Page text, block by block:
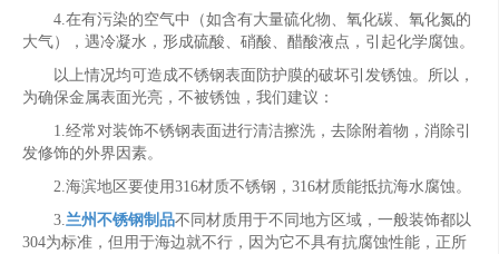
4.在有污染的空气中（如含有大量硫化物、氧化碳、氧化氮的
大气），遇冷凝水，形成硫酸、硝酸、醋酸液点，引起化学腐蚀。
以上情况均可造成不锈钢表面防护膜的破坏引发锈蚀。所以，
为确保金属表面光亮，不被锈蚀，我们建议：
1.经常对装饰不锈钢表面进行清洁擦洗，去除附着物，消除引
发修饰的外界因素。
2.海滨地区要使用316材质不锈钢，316材质能抵抗海水腐蚀。
3.兰州不锈钢制品不同材质用于不同地方区域，一般装饰都以
304为标准，但用于海边就不行，因为它不具有抗腐蚀性能，正所